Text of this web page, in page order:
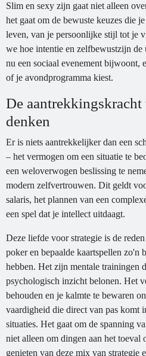
Slim en sexy zijn gaat niet alleen
het gaat om de bewuste keuzes die
leven, van je persoonlijke stijl tot je
we hoe intentie en zelfbewustzijn
nu een sociaal evenement bijwoont,
of je avondprogramma kiest.
De aantrekkingskracht
denken
Er is niets aantrekkelijker dan een
– het vermogen om een situatie te
een weloverwogen beslissing te
modern zelfvertrouwen. Dit geldt
salaris, het plannen van een
een spel dat je intellect uitdaagt.
Deze liefde voor strategie is de
poker en bepaalde kaartspellen zo'n
hebben. Het zijn mentale trainingen
psychologisch inzicht belonen. Het
behouden en je kalmte te bewaren
vaardigheid die direct van pas komt
situaties. Het gaat om de spanning
niet alleen om dingen aan het toeval
genieten van deze mix van strategie